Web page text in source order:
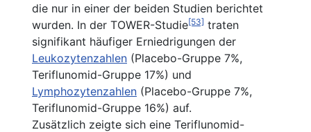
die nur in einer der beiden Studien berichtet
wurden. In der TOWER-Studie[53] traten
signifikant häufiger Erniedrigungen der
Leukozytenzahlen (Placebo-Gruppe 7%,
Teriflunomid-Gruppe 17%) und
Lymphozytenzahlen (Placebo-Gruppe 7%,
Teriflunomid-Gruppe 16%) auf.
Zusätzlich zeigte sich eine Teriflunomid-